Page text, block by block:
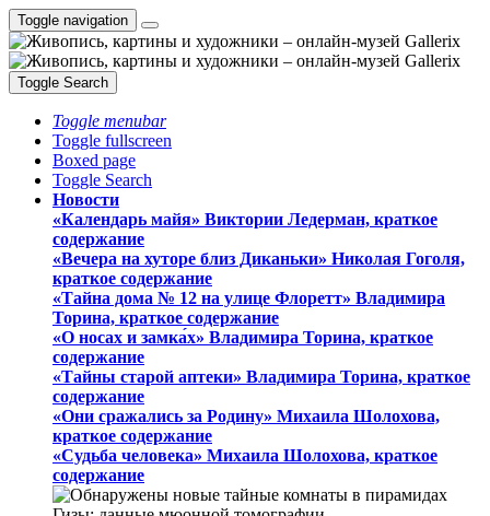
Toggle navigation
Toggle Search
Toggle menubar
Toggle fullscreen
Boxed page
Toggle Search
Новости
«Календарь майя» Виктории Ледерман, краткое
содержание
«Вечера на хуторе близ Диканьки» Николая Гоголя,
краткое содержание
«Тайна дома № 12 на улице Флоретт» Владимира
Торина, краткое содержание
«О носах и замка́х» Владимира Торина, краткое
содержание
«Тайны старой аптеки» Владимира Торина, краткое
содержание
«Они сражались за Родину» Михаила Шолохова,
краткое содержание
«Судьба человека» Михаила Шолохова, краткое
содержание